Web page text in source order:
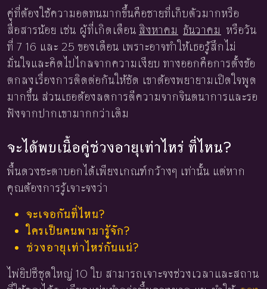
คู่ที่ต้องใช้ความอดทนมากขึ้นคือชายที่เก็บตัวมากหรือ
สื่อสารน้อย เช่น ผู้ที่เกิดเดือน สิงหาคม ธันวาคม หรือวัน
ที่ 7 16 และ 25 ของเดือน เพราะอาจทำให้เธอรู้สึกไม่
มั่นใจและคิดไปไกลจากความเงียบ ทางออกคือการตั้งข้อ
ตกลงเรื่องการติดต่อกันให้ชัด เขาต้องพยายามเปิดใจพูด
มากขึ้น ส่วนเธอต้องลดการตีความจากจินตนาการและรอ
ฟังจากปากเขามากกว่าเดิม
จะได้พบเนื้อคู่ช่วงอายุเท่าไหร่ ที่ไหน?
พื้นดวงชะตาบอกได้เพียงเกณฑ์กว้างๆ เท่านั้น แต่หาก
คุณต้องการรู้เจาะจงว่า
จะเจอกันที่ไหน?
ใครเป็นคนพามารู้จัก?
ช่วงอายุเท่าไหร่กันแน่?
ไพ่ยิปซีชุดใหญ่ 10 ใบ สามารถเจาะจงช่วงเวลาและสถาน